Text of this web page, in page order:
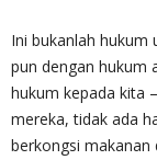
Ini bukanlah hukum
pun dengan hukum
hukum kepada kita
mereka, tidak ada
berkongsi makanan